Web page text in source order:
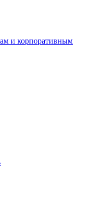
и корпоративным